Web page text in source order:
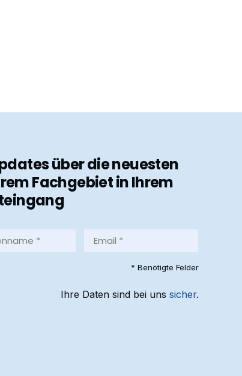
über die neuesten
Fachgebiet in Ihrem
* Benötigte Felder
Ihre Daten sind bei uns sicher.